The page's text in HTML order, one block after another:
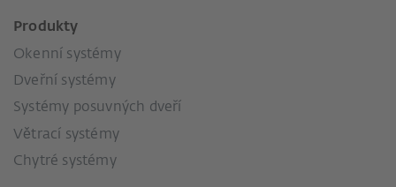
Produkty
Okenní systémy
Dveřní systémy
Systémy posuvných dveří
Větrací systémy
Chytré systémy